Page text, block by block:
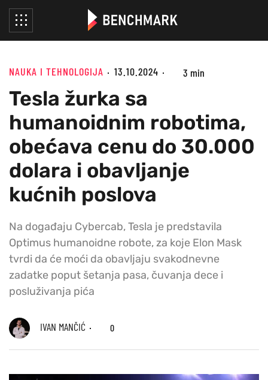
NAUKA I TEHNOLOGIJA 13.10.2024 3 min
Tesla žurka sa
humanoidnim robotima,
obećava cenu do 30.000
dolara i obavljanje
kućnih poslova
Na događaju Cybercab, Tesla je predstavila
Optimus humanoidne robote, za koje Elon Mask
tvrdi da će moći da obavljaju svakodnevne
zadatke poput šetanja pasa, čuvanja dece i
posluživanja pića
IVAN MANČIĆ 0